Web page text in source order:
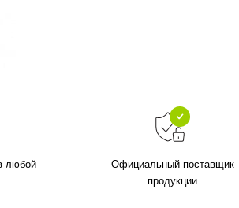
любой
Официальный поставщик
продукции